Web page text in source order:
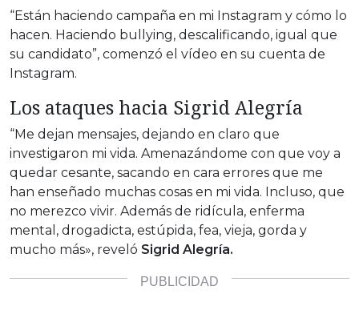
“Están haciendo campaña en mi Instagram y cómo lo
hacen. Haciendo bullying, descalificando, igual que
su candidato”, comenzó el vídeo en su cuenta de
Instagram.
Los ataques hacia Sigrid Alegría
“Me dejan mensajes, dejando en claro que
investigaron mi vida. Amenazándome con que voy a
quedar cesante, sacando en cara errores que me
han enseñado muchas cosas en mi vida. Incluso, que
no merezco vivir. Además de ridícula, enferma
mental, drogadicta, estúpida, fea, vieja, gorda y
mucho más», reveló Sigrid Alegría.